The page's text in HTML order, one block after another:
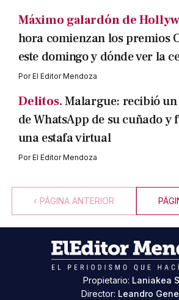
Máximo galardón de
hora comienzan los premios
este domingo y dónde ver la
PorEl Editor Mendoza
Delitos.Malargue: recibió un
de WhatsApp de su cuñado y
una estafa virtual
PorEl Editor Mendoza
‹ PÁGINA ANTERIOR
Propietario: Laniakea
Director: Leandro